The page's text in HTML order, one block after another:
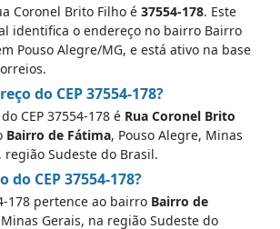
Coronel Brito Filho é 37554-178. Este
identifica o endereço no bairro Bairro
Pouso Alegre/MG, e está ativo na base
do CEP 37554-178?
CEP 37554-178 é Rua Coronel Brito
Bairro de Fátima, Pouso Alegre, Minas
região Sudeste do Brasil.
CEP 37554-178?
178 pertence ao bairro Bairro de
Gerais, na região Sudeste do